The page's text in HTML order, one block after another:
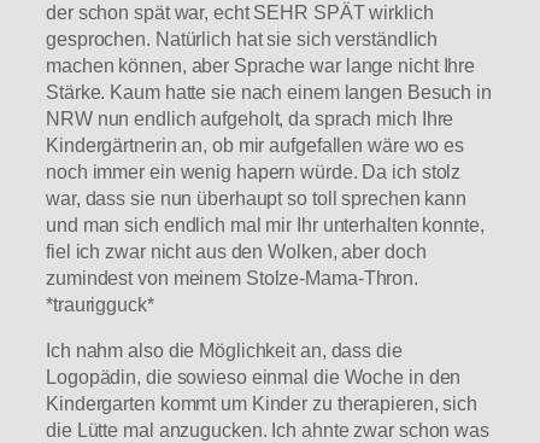
der schon spät war, echt SEHR SPÄT wirklich
gesprochen. Natürlich hat sie sich verständlich
machen können, aber Sprache war lange nicht Ihre
Stärke. Kaum hatte sie nach einem langen Besuch in
NRW nun endlich aufgeholt, da sprach mich Ihre
Kindergärtnerin an, ob mir aufgefallen wäre wo es
noch immer ein wenig hapern würde. Da ich stolz
war, dass sie nun überhaupt so toll sprechen kann
und man sich endlich mal mir Ihr unterhalten konnte,
fiel ich zwar nicht aus den Wolken, aber doch
zumindest von meinem Stolze-Mama-Thron.
*traurigguck*
Ich nahm also die Möglichkeit an, dass die
Logopädin, die sowieso einmal die Woche in den
Kindergarten kommt um Kinder zu therapieren, sich
die Lütte mal anzugucken. Ich ahnte zwar schon was